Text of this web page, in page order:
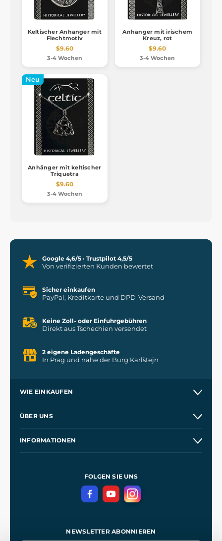
Keltischer Anhänger mit
Flechtmotiv
$9.60
3-4 Wochen
Anhänger mit irischem
Kreuz, rot
$9.60
3-4 Wochen
Neu
Anhänger mit keltischer
Triquetra
$9.60
3-4 Wochen
Google 4,6/5 · Trustpilot 4,5/5
Von verifizierten Kunden bewertet
Sicher einkaufen
PayPal, Kreditkarte und DPD-Versand
Keine Zoll- oder Einfuhrgebühren
Direkt aus Tschechien versendet
2 eigene Ladengeschäfte
In Prag und nahe der Burg Karlštejn
WIE EINKAUFEN
Kontakt
ÜBER UNS
INFORMATIONEN
DatenschutzerklärungFOLGEN SIE UNS
NEWSLETTER ABONNIEREN